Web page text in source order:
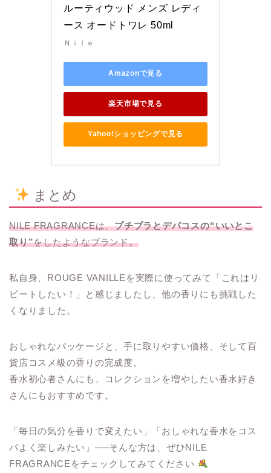
ルーティウッド メンズ レディ
ース オードトワレ 50ml
Ｎｉｌｅ
Amazonで見る
楽天市場で見る
Yahoo!ショッピングで見る
まとめ
NILE FRAGRANCEは、プチプラとデパコスの“いいとこ
取り”をしたようなブランド。
私自身、ROUGE VANILLEを実際に使ってみて「これはリ
ピートしたい！」と感じましたし、他の香りにも挑戦した
くなりました。
おしゃれなパッケージと、手に取りやすい価格、そして百
貨店コスメ級の香りの完成度。
香水初心者さんにも、コレクションを増やしたい香水好き
さんにもおすすめです。
「毎日の気分を香りで変えたい」「おしゃれな香水をコス
パよく楽しみたい」──そんな方は、ぜひNILE
FRAGRANCEをチェックしてみてください